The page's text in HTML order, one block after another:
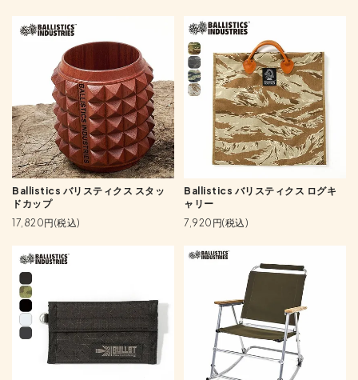
Ballistics バリスティクス スタッ
ドカップ
17,820円(税込)
Ballistics バリスティクス ログキ
ャリー
7,920円(税込)